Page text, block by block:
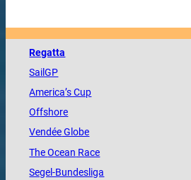
Regatta
SailGP
America’s Cup
Offshore
VendéeGlobe
TheOcean Race
Segel-Bundesliga